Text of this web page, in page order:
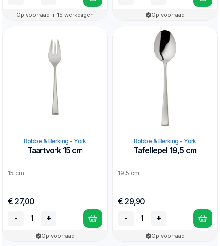
Op voorraad in 15 werkdagen Op voorraad
Robbe & Berking - York
Taartvork 15 cm
15 cm
€ 27,00
-
+
Op voorraad
Robbe & Berking - York
Tafellepel 19,5 cm
19,5 cm
€ 29,90
-
+
Op voorraad